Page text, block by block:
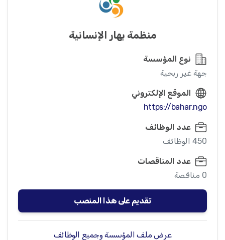
منظمة بهار الإنسانية
نوع المؤسسة
جهة غير ربحية
الموقع الإلكتروني
https://bahar.ngo
عدد الوظائف
450 الوظائف
عدد المناقصات
0 مناقصة
تقديم على هذا المنصب
عرض ملف المؤسسة وجميع الوظائف